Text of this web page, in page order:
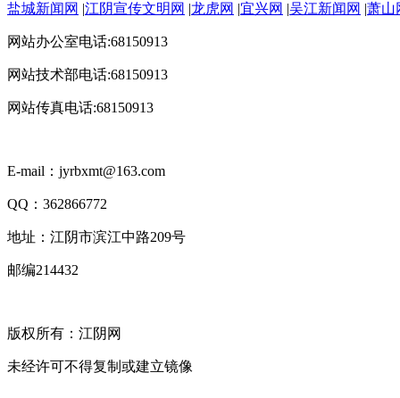
盐城新闻网 |江阴宣传文明网 |龙虎网 |宜兴网 |吴江新闻网 |萧山
网站办公室电话:68150913
网站技术部电话:68150913
网站传真电话:68150913
E-mail：jyrbxmt@163.com
QQ：362866772
地址：江阴市滨江中路209号
邮编214432
版权所有：江阴网
未经许可不得复制或建立镜像